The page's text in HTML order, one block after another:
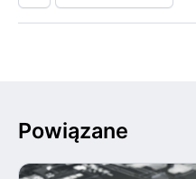
Powiązane